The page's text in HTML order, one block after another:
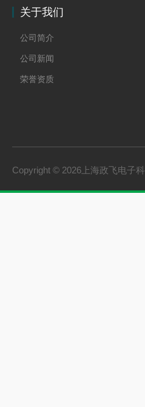
关于我们
公司简介
公司新闻
荣誉资质
Copyright © 2026上海政飞电